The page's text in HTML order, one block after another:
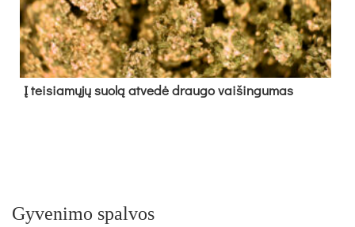
Į tei­sia­mų­jų suo­lą at­ve­dė drau­go vai­šin­gu­mas
Gyvenimo spalvos